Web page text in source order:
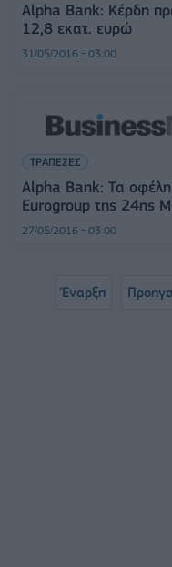
Alpha Bank: Κέρδη
12,8 εκατ. ευρώ
31/05/2016 - 03:00
ΤΡΑΠΕΖΕΣ
Alpha Bank: Τα οφέλη
Eurogroup της 24ης
27/05/2016 - 03:00
Έναρξη